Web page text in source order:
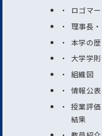
ロゴマ
理事長
本学の
大学学則
組織図
情報公表
授業評
結果